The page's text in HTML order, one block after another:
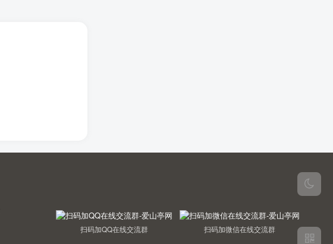
扫码加QQ在线交流群 扫码加微信在线交流群